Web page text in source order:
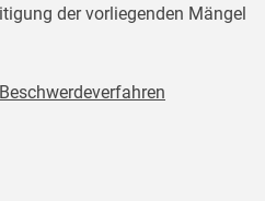
der vorliegenden Mängel